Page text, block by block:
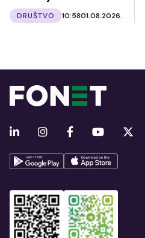
DRUŠTVO 10:5801.08.2026.